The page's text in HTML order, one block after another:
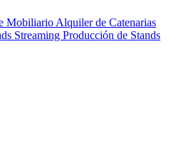
Mobiliario Alquiler de Catenarias
Streaming Producción de Stands